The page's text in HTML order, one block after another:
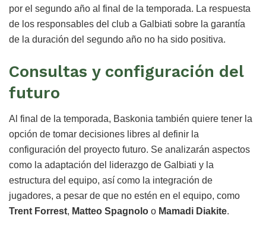
por el segundo año al final de la temporada. La respuesta
de los responsables del club a Galbiati sobre la garantía
de la duración del segundo año no ha sido positiva.
Consultas y configuración del
futuro
Al final de la temporada, Baskonia también quiere tener la
opción de tomar decisiones libres al definir la
configuración del proyecto futuro. Se analizarán aspectos
como la adaptación del liderazgo de Galbiati y la
estructura del equipo, así como la integración de
jugadores, a pesar de que no estén en el equipo, como
Trent Forrest, Matteo Spagnolo o Mamadi Diakite.